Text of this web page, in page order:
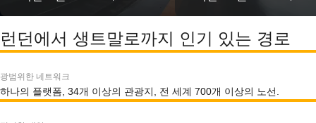
런던에서 생트말로까지 인기 있는 경로
광범위한 네트워크
하나의 플랫폼, 34개 이상의 관광지, 전 세계 700개 이상의 노선.